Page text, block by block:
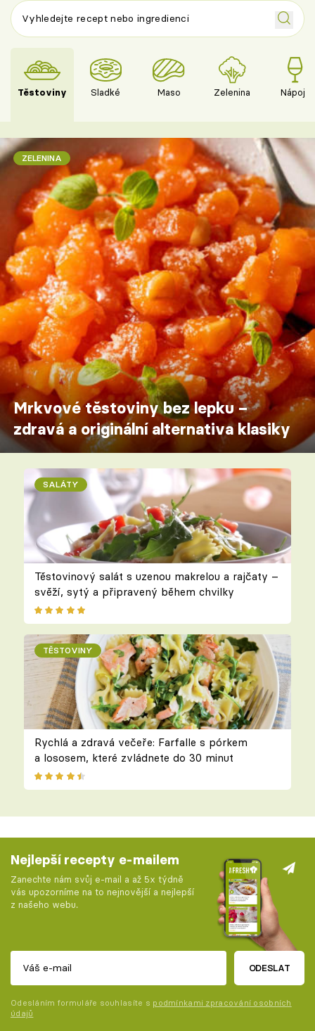
Těstoviny Sladké Maso Zelenina Nápoje
ZELENINA
Mrkvové těstoviny bez lepku –
zdravá a originální alternativa klasiky
SALÁTY
Těstovinový salát s uzenou makrelou a rajčaty –
svěží, sytý a připravený během chvilky
TĚSTOVINY
Rychlá a zdravá večeře: Farfalle s pórkem
a lososem, které zvládnete do 30 minut
Nejlepší recepty e-mailem
Zanechte nám svůj e-mail a až 5x týdně
vás upozorníme na to nejnovější a nejlepší
z našeho webu.
ODESLAT
Odesláním formuláře souhlasíte s podmínkami zpracování osobních
údajů